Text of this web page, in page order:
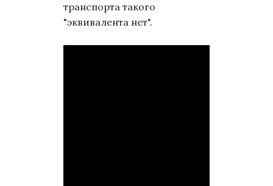
транспорта такого
"эквивалента нет".